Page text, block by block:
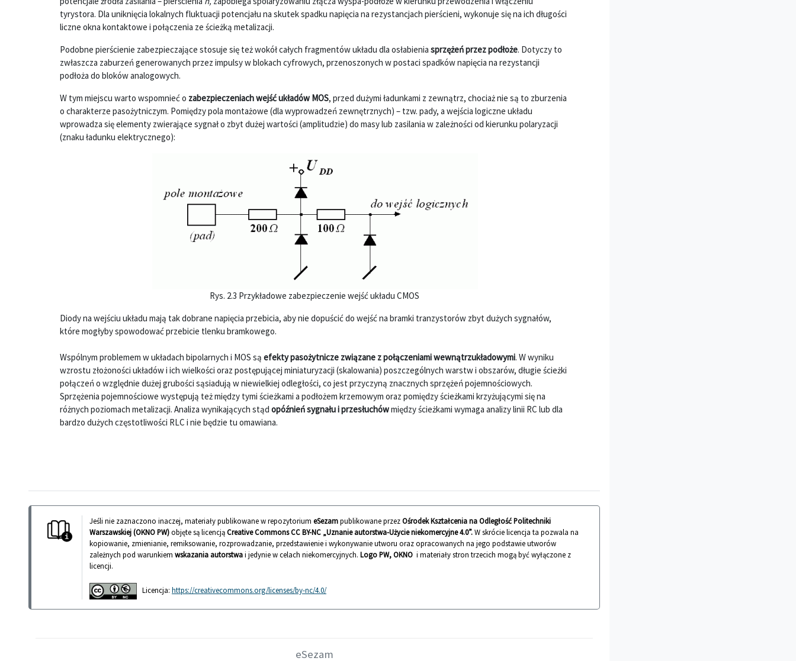
tyrystora. Dla uniknięcia lokalnych fluktuacji potencjału na skutek spadku napięcia na rezystancjach pierścieni, wykonuje się na ich długości
liczne okna kontaktowe i połączenia ze ścieżką metalizacji.
Podobne pierścienie zabezpieczające stosuje się też wokół całych fragmentów układu dla osłabienia sprzężeń przez podłoże. Dotyczy to
zwłaszcza zaburzeń generowanych przez impulsy w blokach cyfrowych, przenoszonych w postaci spadków napięcia na rezystancji
podłoża do bloków analogowych.
W tym miejscu warto wspomnieć o zabezpieczeniach wejść układów MOS, przed dużymi ładunkami z zewnątrz, chociaż nie są to zburzenia
o charakterze pasożytniczym. Pomiędzy pola montażowe (dla wyprowadzeń zewnętrznych) – tzw. pady, a wejścia logiczne układu
wprowadza się elementy zwierające sygnał o zbyt dużej wartości (amplitudzie) do masy lub zasilania w zależności od kierunku polaryzacji
(znaku ładunku elektrycznego):
Rys. 2.3 Przykładowe zabezpieczenie wejść układu CMOS
Diody na wejściu układu mają tak dobrane napięcia przebicia, aby nie dopuścić do wejść na bramki tranzystorów zbyt dużych sygnałów,
które mogłyby spowodować przebicie tlenku bramkowego.
Wspólnym problemem w układach bipolarnych i MOS są efekty pasożytnicze związane z połączeniami wewnątrzukładowymi. W wyniku
wzrostu złożoności układów i ich wielkości oraz postępującej miniaturyzacji (skalowania) poszczególnych warstw i obszarów, długie ścieżki
połączeń o względnie dużej grubości sąsiadują w niewielkiej odległości, co jest przyczyną znacznych sprzężeń pojemnościowych.
Sprzężenia pojemnościowe występują też między tymi ścieżkami a podłożem krzemowym oraz pomiędzy ścieżkami krzyżującymi się na
różnych poziomach metalizacji. Analiza wynikających stąd opóźnień sygnału i przesłuchówmiędzy ścieżkami wymaga analizy linii RC lub dla
bardzo dużych częstotliwości RLC i nie będzie tu omawiana.
Jeśli nie zaznaczono inaczej, materiały publikowane w repozytorium eSezampublikowane przezOśrodek Kształcenia na Odległość Politechniki
Warszawskiej (OKNO PW)objęte są licencjąCreative Commons CC BY-NC „Uznanie autorstwa-Użycie niekomercyjne 4.0”.W skrócie licencja ta pozwala na
kopiowanie, zmienianie, remiksowanie, rozprowadzanie, przedstawienie i wykonywanie utworu oraz opracowanych na jego podstawie utworów
zależnych pod warunkiem wskazania autorstwai jedynie w celach niekomercyjnych. Logo PW, OKNO i materiały stron trzecich mogą być wyłączone z
licencji.
Licencja: https://creativecommons.org/licenses/by-nc/4.0/
eSezam